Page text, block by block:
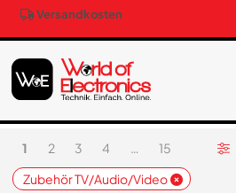
Versandkosten
1 2 3 4 …
15
Zubehör TV/Audio/Video